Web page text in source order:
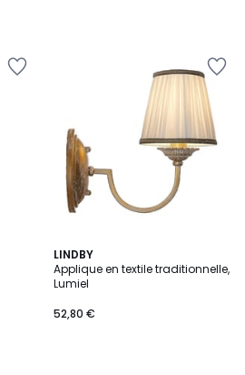
LINDBY
Applique en textile traditionnelle,
Lumiel
52,80 €
5
/
5